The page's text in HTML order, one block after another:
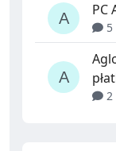
PC
5
2